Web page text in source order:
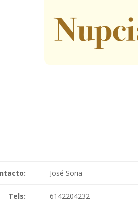
José Soria
Tels: 6142204232